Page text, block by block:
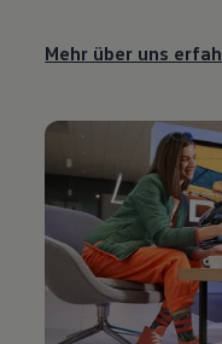
Mehr über uns